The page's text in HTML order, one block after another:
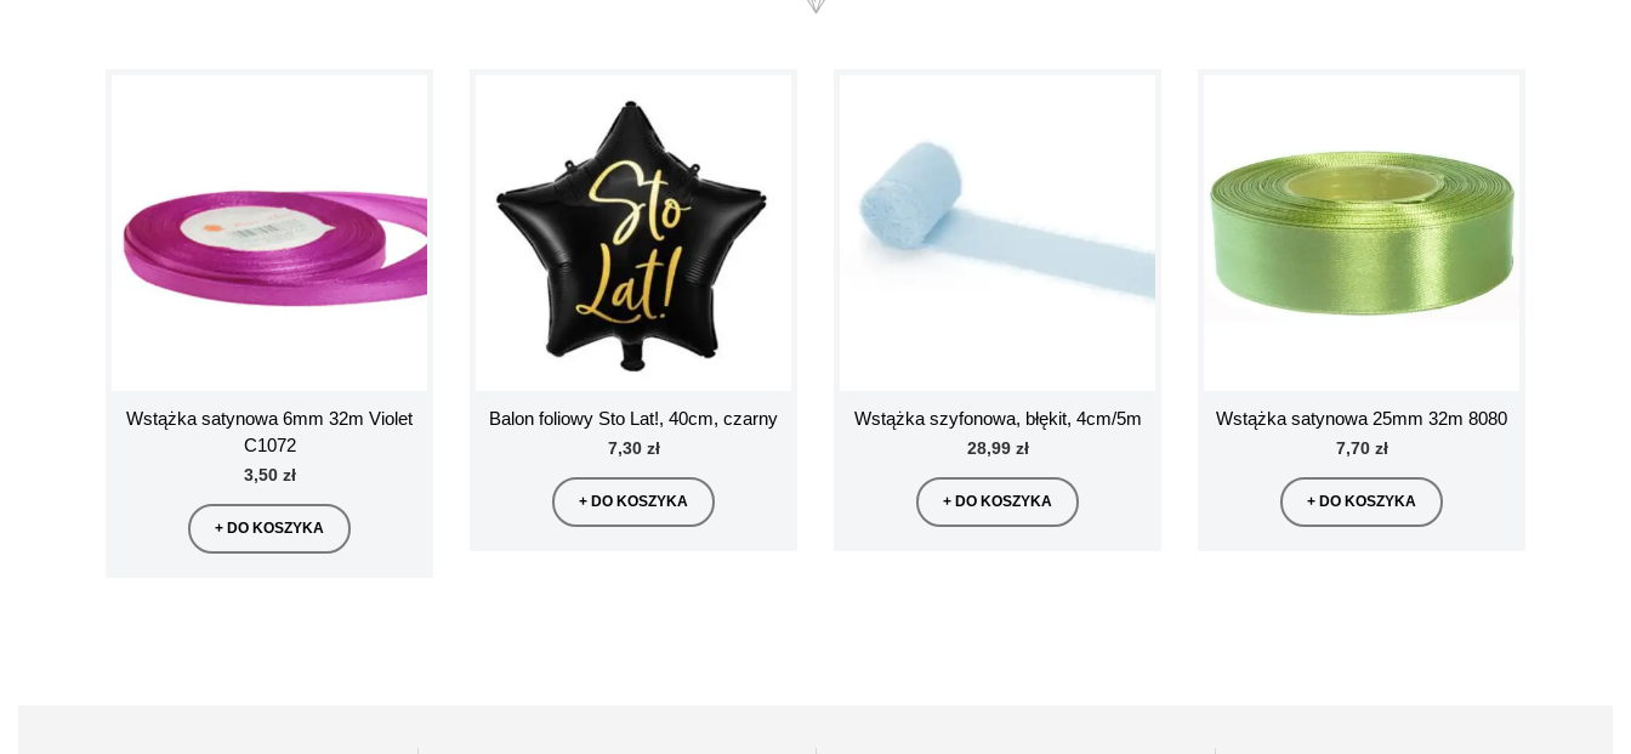
Wstążka satynowa 6mm 32m Violet
C1072
3,50 zł
+ DO KOSZYKA
Balon foliowy Sto Lat!, 40cm, czarny
7,30 zł
+ DO KOSZYKA
Wstążka szyfonowa, błękit, 4cm/5m
28,99 zł
+ DO KOSZYKA
Wstążka satynowa 25mm 32m 8080
7,70 zł
+ DO KOSZYKA